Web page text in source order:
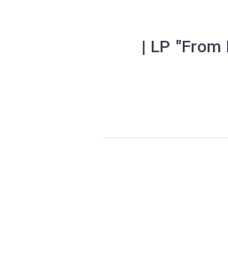
خرید وینیل LP "From Her To Eternity" Nick Cave and the Bad Seeds |